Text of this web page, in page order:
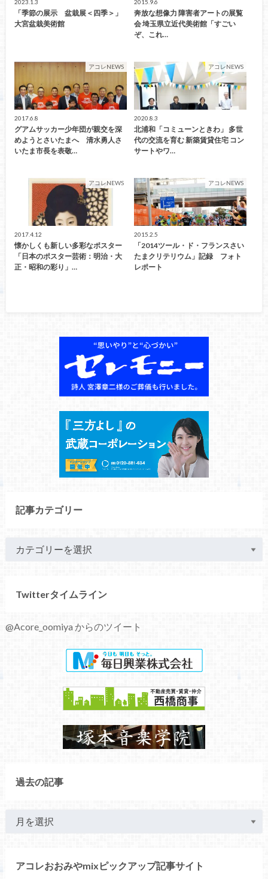
2023.1.3
「季節の展示 盆栽展＜四季＞」
大宮盆栽美術館
2015.9.6
奔放な想像力 障害者アートの展覧
会 埼玉県立近代美術館「すごい
ぞ、これ…
アコレNEWS
2017.6.8
グアムサッカー少年団が親交を深
めようとさいたまへ 清水勇人さ
いたま市長を表敬…
アコレNEWS
2020.8.3
北浦和「コミューンときわ」 多世
代の交流を育む 新築賃貸住宅 コン
サートやワ…
アコレNEWS
2017.4.12
懐かしくも新しい多彩なポスター
「日本のポスター芸術：明治・大
正・昭和の彩り」…
アコレNEWS
2015.2.5
「2014ツール・ド・フランスさい
たまクリテリウム」記録 フォト
レポート
記事カテゴリー
Twitterタイムライン
@Acore_oomiya からのツイート
過去の記事
アコレおおみやmixピックアップ記事サイト